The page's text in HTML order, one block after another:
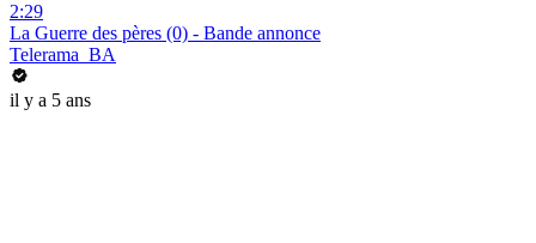
2:29
La Guerre des pères (0) - Bande annonce
Telerama_BA
il y a 5 ans